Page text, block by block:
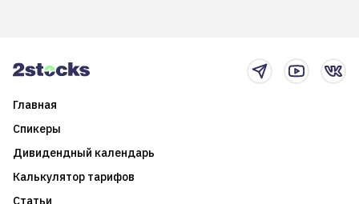
Главная
Спикеры
Дивидендный календарь
Калькулятор тарифов
Статьи